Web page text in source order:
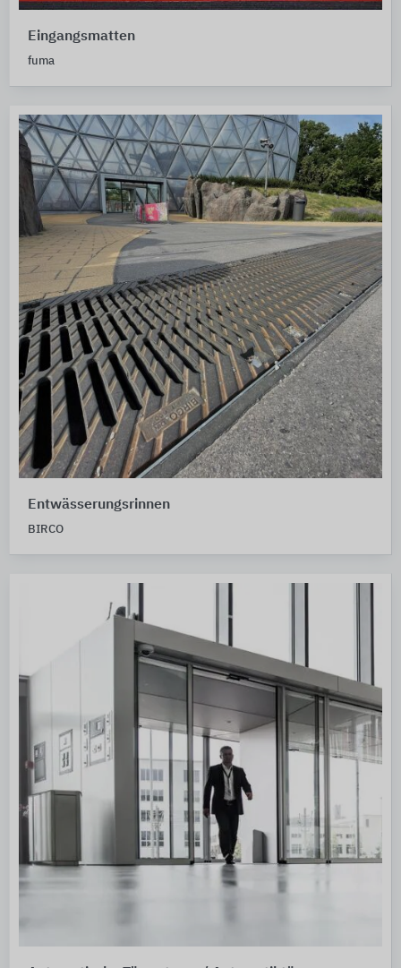
Eingangsmatten
fuma
Entwässerungsrinnen
BIRCO